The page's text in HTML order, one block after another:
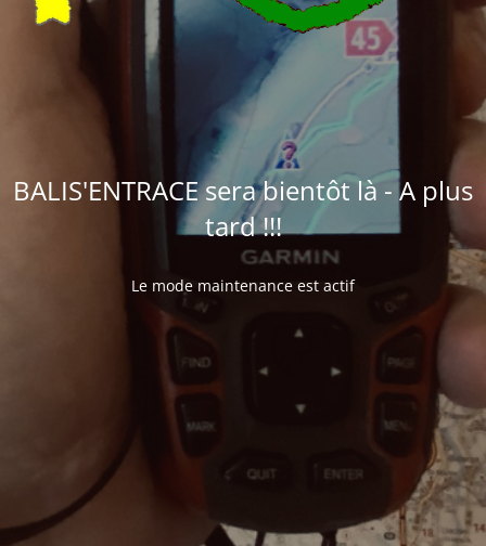
BALIS'ENTRACE sera bientôt là - A plus
tard !!!
Le mode maintenance est actif